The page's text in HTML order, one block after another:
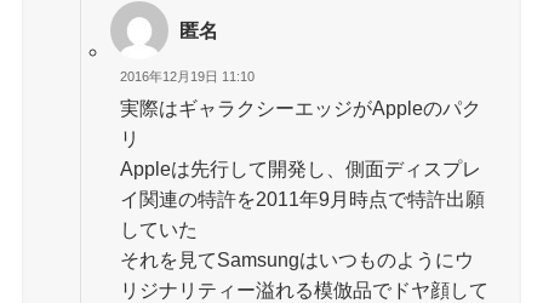
匿名
2016年12月19日 11:10
実際はギャラクシーエッジがAppleのパク
リ
Appleは先行して開発し、側面ディスプレ
イ関連の特許を2011年9月時点で特許出願
していた
それを見てSamsungはいつものようにウ
リジナリティー溢れる模倣品でドヤ顔して